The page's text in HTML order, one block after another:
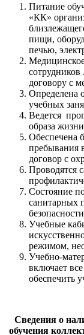
Питание
«КК»
пищи,
печью,
договору с
Определена
учебных
Ведется
образа
Обеспечена
пребывания
договор с
Проводятся
Состояние
санитарных
Учебные
режимом,
Учебно-
включает
обеспечить
Сведения о
обучения